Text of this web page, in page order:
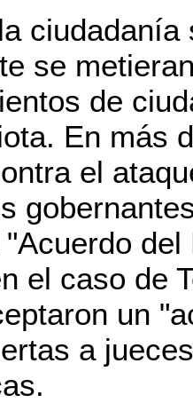
se
de
En más
el
el caso de
un
a